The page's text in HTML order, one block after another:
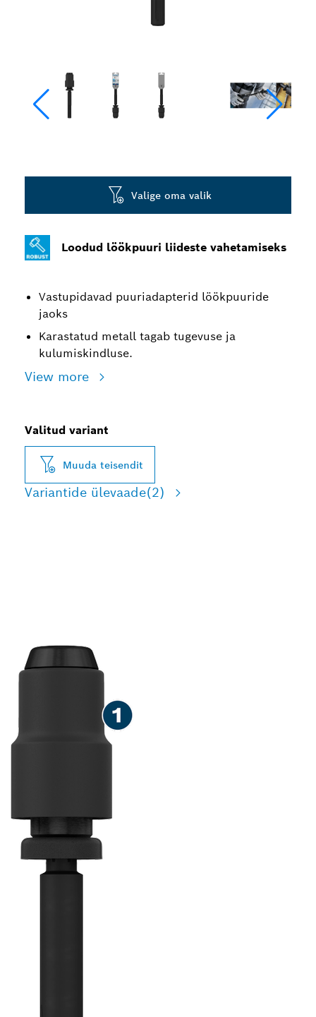
Loodud löökpuuri liideste vahetamiseks
Vastupidavad puuriadapterid löökpuuride
jaoks
Karastatud metall tagab tugevuse ja
kulumiskindluse.
View more
Valige oma valik
Valitud variant
Muuda teisendit
Variantide ülevaade(2)